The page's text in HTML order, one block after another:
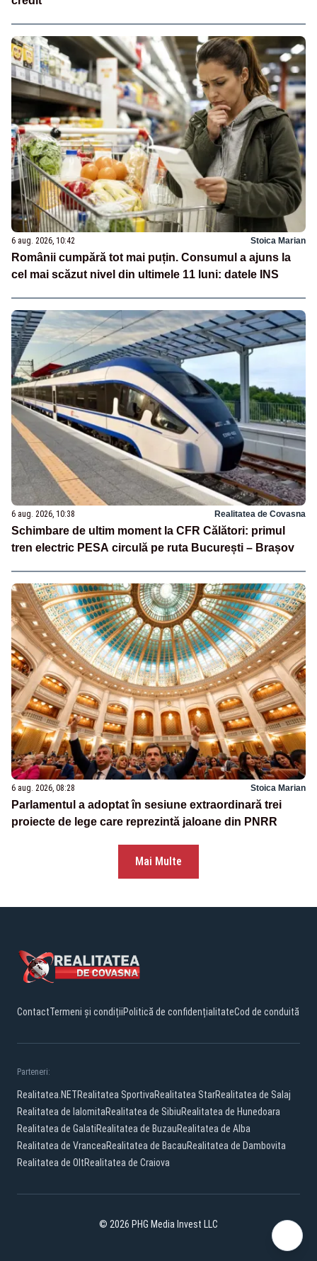
6 aug. 2026, 10:42 Stoica Marian
Românii cumpără tot mai puțin. Consumul a ajuns la
cel mai scăzut nivel din ultimele 11 luni: datele INS
6 aug. 2026, 10:38 Realitatea de Covasna
Schimbare de ultim moment la CFR Călători: primul
tren electric PESA circulă pe ruta București – Brașov
6 aug. 2026, 08:28 Stoica Marian
Parlamentul a adoptat în sesiune extraordinară trei
proiecte de lege care reprezintă jaloane din PNRR
Mai Multe
ContactTermeni și condițiiPolitică de confidențialitateCod de conduită
Parteneri:
Realitatea.NETRealitatea SportivaRealitatea StarRealitatea de Salaj
Realitatea de IalomitaRealitatea de SibiuRealitatea de Hunedoara
Realitatea de GalatiRealitatea de BuzauRealitatea de Alba
Realitatea de VranceaRealitatea de BacauRealitatea de Dambovita
Realitatea de OltRealitatea de Craiova
© 2026 PHG Media Invest LLC